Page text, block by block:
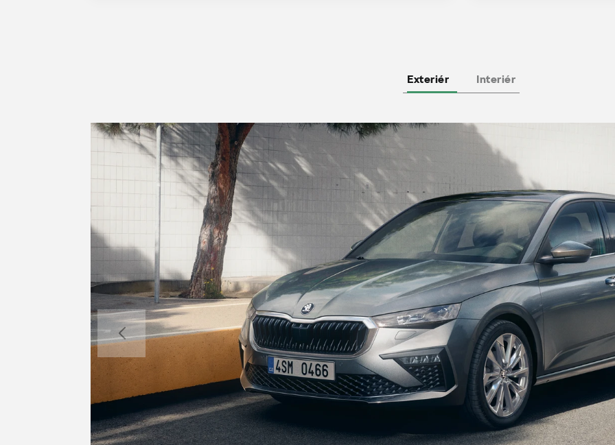
Exteriér Interiér